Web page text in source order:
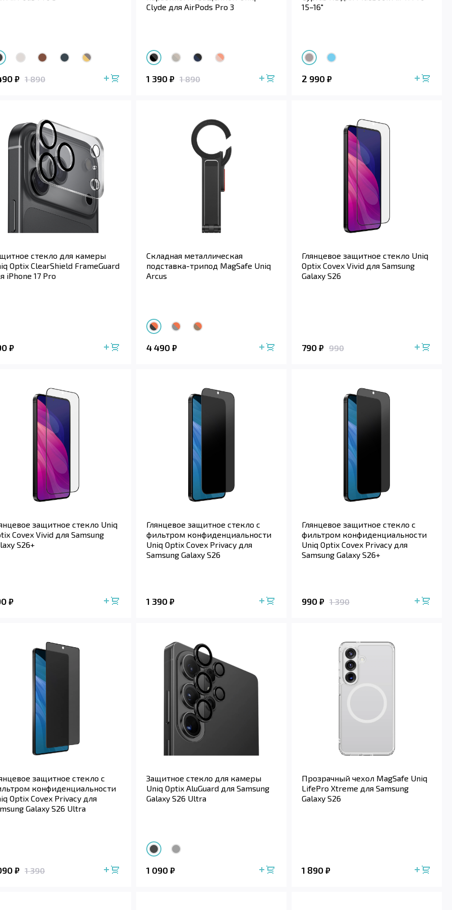
₽ 1 890
Clyde для AirPods Pro 3
1 390 ₽ 1 890
15–16"
2 990 ₽
стекло для камеры
Optix ClearShield FrameGuard
iPhone 17 Pro
₽
Складная металлическая
подставка-трипод MagSafe Uniq
Arcus
4 490 ₽
Глянцевое защитное стекло Uniq
Optix Covex Vivid для Samsung
Galaxy S26
790 ₽ 990
защитное стекло Uniq
Covex Vivid для Samsung
S26+
₽
Глянцевое защитное стекло с
фильтром конфиденциальности
Uniq Optix Covex Privacy для
Samsung Galaxy S26
1 390 ₽
Глянцевое защитное стекло с
фильтром конфиденциальности
Uniq Optix Covex Privacy для
Samsung Galaxy S26+
990 ₽ 1 390
защитное стекло с
конфиденциальности
Optix Covex Privacy для
Galaxy S26 Ultra
₽ 1 390
Защитное стекло для камеры
Uniq Optix AluGuard для Samsung
Galaxy S26 Ultra
1 090 ₽
Прозрачный чехол MagSafe Uniq
LifePro Xtreme для Samsung
Galaxy S26
1 890 ₽